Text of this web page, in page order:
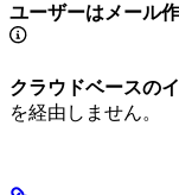
ユーザーはメール
クラウドベースの
を経由しません。